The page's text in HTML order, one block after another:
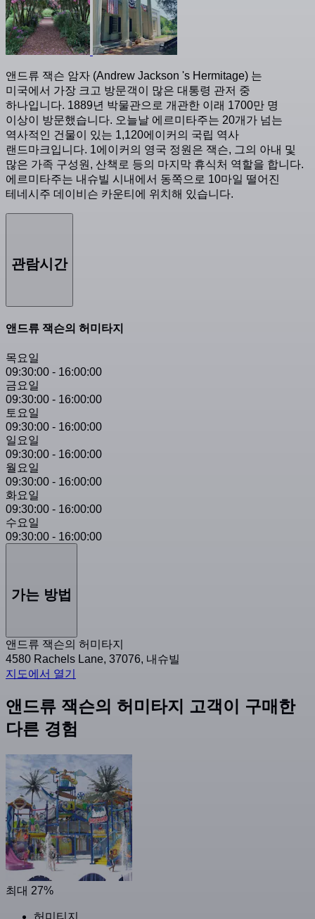
앤드류 잭슨 암자 (Andrew Jackson 's Hermitage) 는
미국에서 가장 크고 방문객이 많은 대통령 관저 중
하나입니다. 1889년 박물관으로 개관한 이래 1700만 명
이상이 방문했습니다. 오늘날 에르미타주는 20개가 넘는
역사적인 건물이 있는 1,120에이커의 국립 역사
랜드마크입니다. 1에이커의 영국 정원은 잭슨, 그의 아내 및
많은 가족 구성원, 산책로 등의 마지막 휴식처 역할을 합니다.
에르미타주는 내슈빌 시내에서 동쪽으로 10마일 떨어진
테네시주 데이비슨 카운티에 위치해 있습니다.
관람시간
앤드류 잭슨의 허미타지
목요일
09:30:00 - 16:00:00
금요일
09:30:00 - 16:00:00
토요일
09:30:00 - 16:00:00
일요일
09:30:00 - 16:00:00
월요일
09:30:00 - 16:00:00
화요일
09:30:00 - 16:00:00
수요일
09:30:00 - 16:00:00
가는 방법
앤드류 잭슨의 허미타지
4580 Rachels Lane, 37076, 내슈빌
지도에서 열기
앤드류 잭슨의 허미타지 고객이 구매한
다른 경험
최대 27%